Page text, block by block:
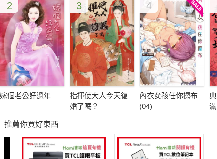
2
嫁個老公好過年
3
指揮使大人今天復
婚了嗎？
4
內衣女孩任你擺布
(04)
推薦你買好東西